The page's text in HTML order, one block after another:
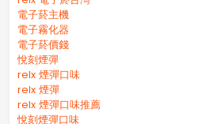
電子菸主機
電子霧化器
電子菸價錢
悅刻煙彈
relx 煙彈口味
relx 煙彈
relx 煙彈口味推薦
悅刻煙彈口味